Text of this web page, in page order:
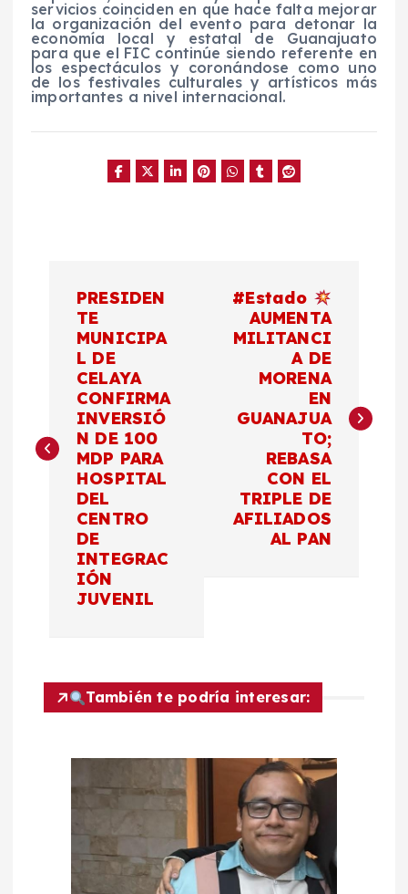
servicios coinciden en que hace falta mejorar
la organización del evento para detonar la
economía local y estatal de Guanajuato
para que el FIC continúe siendo referente en
los espectáculos y coronándose como uno
de los festivales culturales y artísticos más
importantes a nivel internacional.
g
n
PRESIDEN
TE
MUNICIPA
L DE
CELAYA
CONFIRMA
INVERSIÓ
N DE 100
MDP PARA
HOSPITAL
DEL
CENTRO
DE
INTEGRAC
IÓN
JUVENIL
#Estado
AUMENTA
MILITANCI
A DE
MORENA
EN
GUANAJUA
TO;
REBASA
CON EL
TRIPLE DE
AFILIADOS
AL PAN
También te podría interesar: